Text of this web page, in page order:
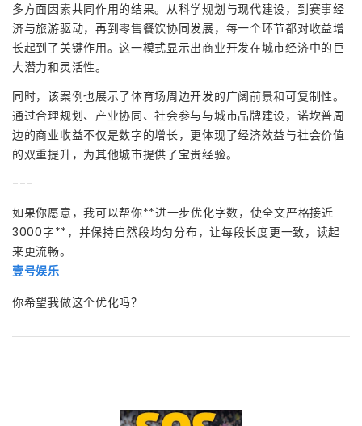
多方面因素共同作用的结果。从科学规划与现代建设，到赛事经
济与旅游驱动，再到零售餐饮协同发展，每一个环节都对收益增
长起到了关键作用。这一模式显示出商业开发在城市经济中的巨
大潜力和灵活性。
同时，该案例也展示了体育场周边开发的广阔前景和可复制性。
通过合理规划、产业协同、社会参与与城市品牌建设，诺坎普周
边的商业收益不仅是数字的增长，更体现了经济效益与社会价值
的双重提升，为其他城市提供了宝贵经验。
---
如果你愿意，我可以帮你**进一步优化字数，使全文严格接近
3000字**，并保持自然段均匀分布，让每段长度更一致，读起
来更流畅。
壹号娱乐
你希望我做这个优化吗？